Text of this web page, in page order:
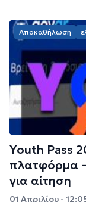
Αποκαθήλωση
Youth Pass
πλατφόρμα
για αίτηση
01 Απριλίου -